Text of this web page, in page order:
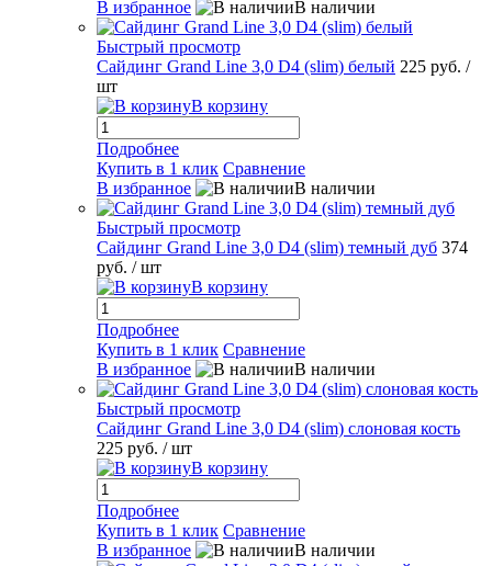
В избранное В наличии
Быстрый просмотр
Сайдинг Grand Line 3,0 D4 (slim) белый 225 руб. /
шт
В корзину
Подробнее
Купить в 1 клик Сравнение
В избранное
В наличии
Быстрый просмотр
Сайдинг Grand Line 3,0 D4 (slim) темный дуб 374
руб. / шт
В корзину
Подробнее
Купить в 1 клик Сравнение
В избранное
В наличии
Быстрый просмотр
Сайдинг Grand Line 3,0 D4 (slim) слоновая кость
225 руб. / шт
В корзину
Подробнее
Купить в 1 клик Сравнение
В избранное
В наличии